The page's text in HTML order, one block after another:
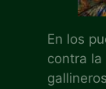
En los
contra la